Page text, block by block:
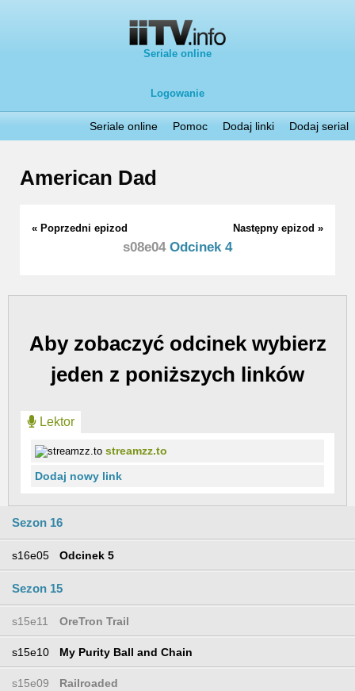
Seriale online
Logowanie
Seriale online Pomoc Dodaj linki Dodaj serial
American Dad
« Poprzedni epizod Następny epizod »
s08e04Odcinek 4
Aby zobaczyć odcinek wybierz
jeden z poniższych linków
Lektor
streamzz.to
Dodaj nowy link
Sezon 16
s16e05 Odcinek 5
Sezon 15
s15e11 OreTron Trail
s15e10 My Purity Ball and Chain
s15e09 Railroaded